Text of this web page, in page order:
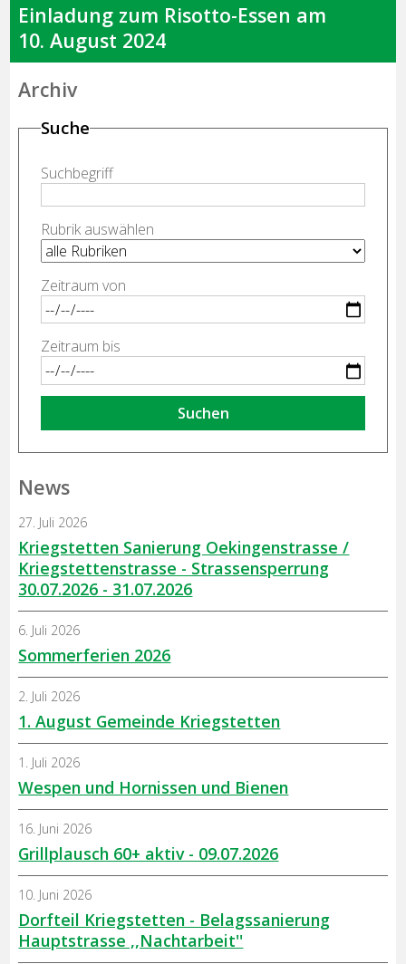
Einladung zum Risotto-Essen am
10. August 2024
Archiv
Suche
Suchbegriff
Rubrik auswählen
Zeitraum von
Zeitraum bis
Suchen
News
Kriegstetten Sanierung Oekingenstrasse /
Kriegstettenstrasse - Strassensperrung
30.07.2026 - 31.07.2026
27. Juli 2026
Sommerferien 2026
6. Juli 2026
1. August Gemeinde Kriegstetten
2. Juli 2026
Wespen und Hornissen und Bienen
1. Juli 2026
Grillplausch 60+ aktiv - 09.07.2026
16. Juni 2026
Dorfteil Kriegstetten - Belagssanierung
Hauptstrasse ,,Nachtarbeit''
10. Juni 2026